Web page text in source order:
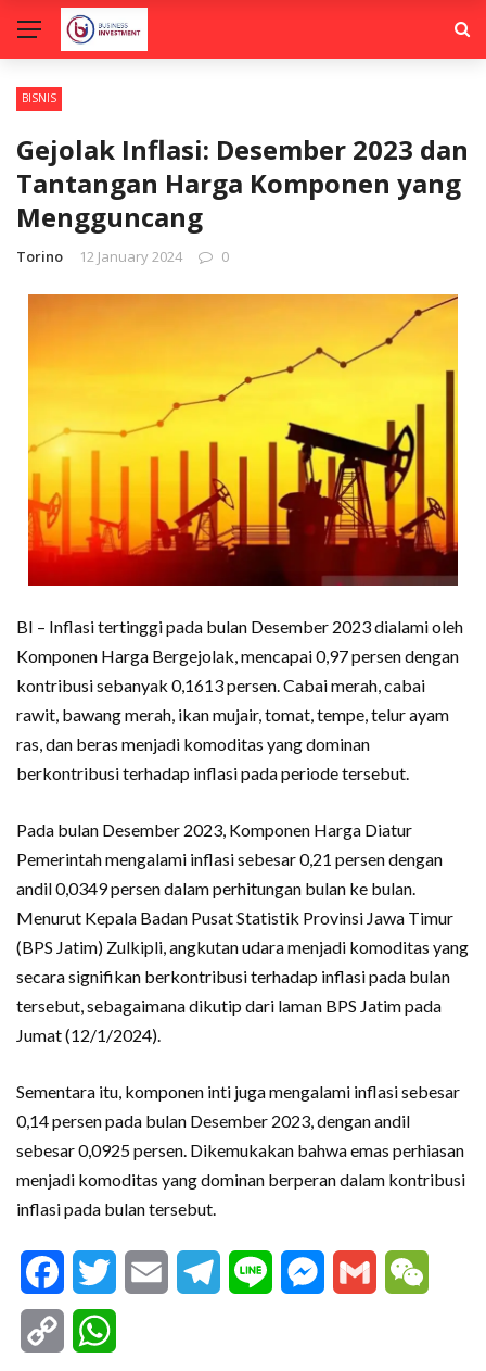
BISNIS
Gejolak Inflasi: Desember 2023 dan
Tantangan Harga Komponen yang
Mengguncang
Torino 12 January 2024 0
BI – Inflasi tertinggi pada bulan Desember 2023 dialami oleh
Komponen Harga Bergejolak, mencapai 0,97 persen dengan
kontribusi sebanyak 0,1613 persen. Cabai merah, cabai
rawit, bawang merah, ikan mujair, tomat, tempe, telur ayam
ras, dan beras menjadi komoditas yang dominan
berkontribusi terhadap inflasi pada periode tersebut.
Pada bulan Desember 2023, Komponen Harga Diatur
Pemerintah mengalami inflasi sebesar 0,21 persen dengan
andil 0,0349 persen dalam perhitungan bulan ke bulan.
Menurut Kepala Badan Pusat Statistik Provinsi Jawa Timur
(BPS Jatim) Zulkipli, angkutan udara menjadi komoditas yang
secara signifikan berkontribusi terhadap inflasi pada bulan
tersebut, sebagaimana dikutip dari laman BPS Jatim pada
Jumat (12/1/2024).
Sementara itu, komponen inti juga mengalami inflasi sebesar
0,14 persen pada bulan Desember 2023, dengan andil
sebesar 0,0925 persen. Dikemukakan bahwa emas perhiasan
menjadi komoditas yang dominan berperan dalam kontribusi
inflasi pada bulan tersebut.
FacebookTwitter Email Telegram
Line Messenger
Gmail
Copy